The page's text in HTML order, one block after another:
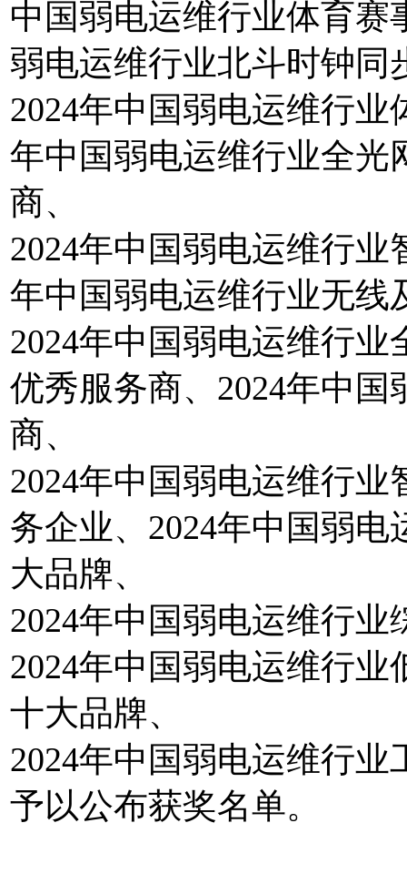
中国弱电运维行业体育赛
弱电运维行业北斗时钟同
2024年中国弱电运维行
年中国弱电运维行业全光
商、
2024年中国弱电运维行
年中国弱电运维行业无线
2024年中国弱电运维行
优秀服务商、2024年中
商、
2024年中国弱电运维行
务企业、2024年中国弱
大品牌、
2024年中国弱电运维行
2024年中国弱电运维行
十大品牌、
2024年中国弱电运维行
予以公布获奖名